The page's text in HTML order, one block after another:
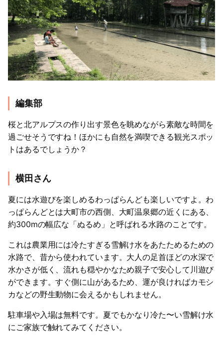
編集部
桜と北アルプスの作り出す景色を眺めながら素敵な時間を
過ごせそうですね！ほかにも自然を満喫できる観光スポッ
トはあるでしょうか？
横田さん
夏には水遊びを楽しめるわっぱらんども楽しいですよ。わ
っぱらんどとは大町市の西側、大町温泉郷の近くにある、
約300mの幅広な「ぬるめ」と呼ばれる水路のことです。
これは農業用には冷たすぎる雪解け水をあたためるための
水路で、昔から使われています。大人の足首ほどの水深で
水かさが低く、流れも穏やかなため親子で安心して川遊び
ができます。すぐ側に山があるため、運が良ければカモシ
カなどの野生動物に会えるかもしれません。
駐車場や入場は無料です。夏でもかなり冷た〜い雪解け水
にご家族で触れてみてください。